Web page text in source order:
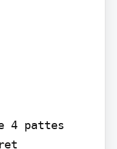
4 pattes